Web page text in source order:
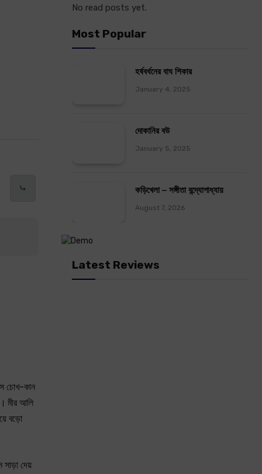
⤷
চোখ-কান
মীর আলি
বড়ো
দেয়
No read posts yet.
Most Popular
হর্ষবর্ধনের বাঘ শিকার
January 4, 2025
দোকানির বউ
January 5, 2025
কড়িখেলা – সঙ্গীতা বন্দ্যোপাধ্যায়
August 7, 2026
Latest Reviews